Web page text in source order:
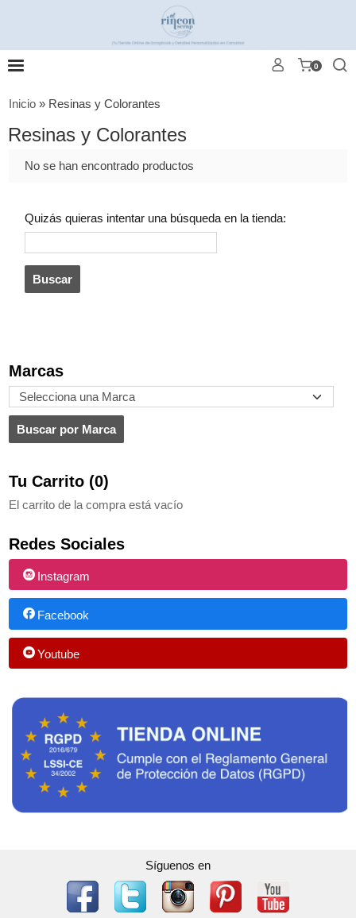
0
Marcas
Tu Carrito (0)
El carrito de la compra está vacío
Redes Sociales
Instagram
Facebook
Youtube
Inicio » Resinas y Colorantes
Resinas y Colorantes
No se han encontrado productos
Quizás quieras intentar una búsqueda en la tienda:
Síguenos en